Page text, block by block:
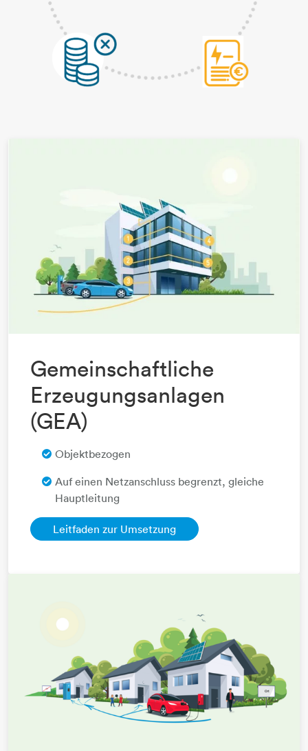
Gemeinschaftliche
Erzeugungsanlagen
(GEA)
Objektbezogen
Auf einen Netzanschluss begrenzt, gleiche
Hauptleitung
Leitfaden zur Umsetzung